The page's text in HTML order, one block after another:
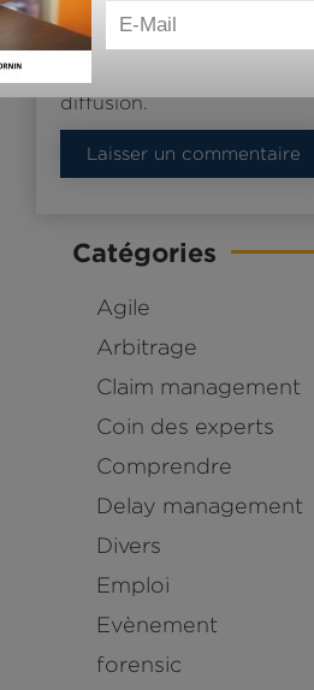
commentaire.
diffusion.
Laisser un commentaire
Catégories
Agile
Arbitrage
Claim management
Coin des experts
Comprendre
Delay management
Divers
Emploi
Evènement
forensic